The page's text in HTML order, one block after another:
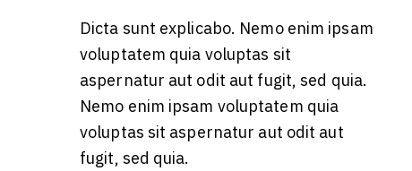
Dicta sunt explicabo. Nemo enim ipsam
voluptatem quia voluptas sit
aspernatur aut odit aut fugit, sed quia.
Nemo enim ipsam voluptatem quia
voluptas sit aspernatur aut odit aut
fugit, sed quia.